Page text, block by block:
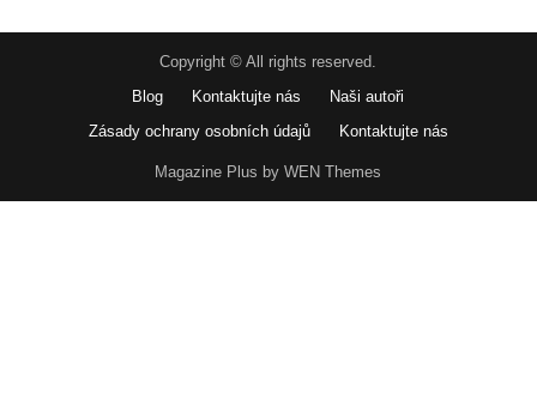
Copyright © All rights reserved.
Blog
Kontaktujte nás
Naši autoři
Zásady ochrany osobních údajů
Kontaktujte nás
Magazine Plus by WEN Themes